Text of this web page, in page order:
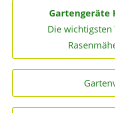
Gartengeräte
Die